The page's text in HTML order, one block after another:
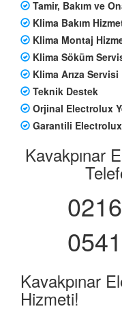
Tamir, Bakım ve
Klima Bakım
Klima Montaj
Klima Söküm
Klima Arıza Servisi
Teknik Destek
Orjinal Electrolux
Garantili Electrolux
Kavakpınar
Kavakpınar
Hizmeti!